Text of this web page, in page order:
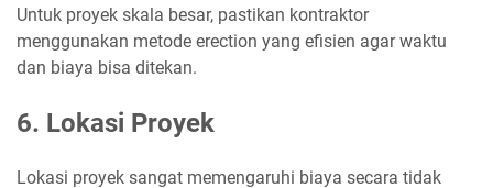
Untuk proyek skala besar, pastikan kontraktor
menggunakan metode erection yang efisien agar waktu
dan biaya bisa ditekan.
6. Lokasi Proyek
Lokasi proyek sangat memengaruhi biaya secara tidak